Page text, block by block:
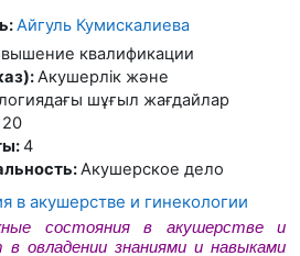
Айгуль Кумискалиева
квалификации
:Акушерлік және
шұғыл жағдайлар
:4
:Акушерское дело
в акушерстве и гинекологии
состояния в акушерстве и
овладении знаниями и навыками